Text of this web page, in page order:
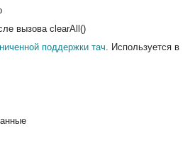
вызова clearAll()
поддержки тач. Используется в